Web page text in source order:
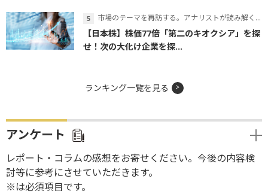
市場のテーマを再訪する。アナリストが読み解くテーマの本質
【日本株】株価77倍「第二のキオクシア」を探
せ！次の大化け企業を探...
ランキング一覧を見る
アンケート
レポート・コラムの感想をお寄せください。今後の内容検
討等に参考にさせていただきます。
※は必須項目です。